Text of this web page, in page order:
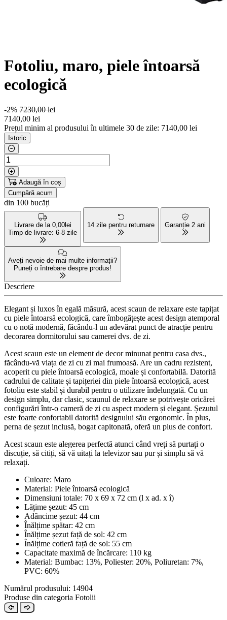
Fotoliu, maro, piele întoarsă
ecologică
-2% 7230,00 lei
7140,00 lei
Prețul minim al produsului în ultimele 30 de zile: 7140,00 lei
Istoric
Adaugă în coș
Cumpără acum
din 100 bucăți
Livrare de la 0,00lei
Timp de livrare: 6-8 zile
14 zile pentru returnare Garanție 2 ani
Aveți nevoie de mai multe informații?
Puneți o întrebare despre produs!
Descriere
Elegant și luxos în egală măsură, acest scaun de relaxare este tapițat
cu piele întoarsă ecologică, care îmbogățește acest design atemporal
cu o notă modernă, făcându-l un adevărat punct de atracție pentru
decorarea dormitorului sau camerei dvs. de zi.
Acest scaun este un element de decor minunat pentru casa dvs.,
făcându-vă viața de zi cu zi mai frumoasă. Are un cadru rezistent,
acoperit cu piele întoarsă ecologică, moale și confortabilă. Datorită
cadrului de calitate și tapițeriei din piele întoarsă ecologică, acest
fotoliu este stabil și durabil pentru o utilizare îndelungată. Cu un
design simplu, dar clasic, scaunul de relaxare se potrivește oricărei
configurări într-o cameră de zi cu aspect modern și elegant. Șezutul
este foarte confortabil datorită designului său ergonomic. În plus,
perna de șezut inclusă, bogat capitonată, oferă un plus de confort.
Acest scaun este alegerea perfectă atunci când vreți să purtați o
discuție, să citiți, să vă uitați la televizor sau pur și simplu să vă
relaxați.
Culoare: Maro
Material: Piele întoarsă ecologică
Dimensiuni totale: 70 x 69 x 72 cm (l x ad. x î)
Lățime șezut: 45 cm
Adâncime șezut: 44 cm
Înălțime spătar: 42 cm
Înălțime șezut față de sol: 42 cm
Înălțime cotieră față de sol: 55 cm
Capacitate maximă de încărcare: 110 kg
Material: Bumbac: 13%, Poliester: 20%, Poliuretan: 7%,
PVC: 60%
Numărul produsului: 14904
Produse din categoria Fotolii